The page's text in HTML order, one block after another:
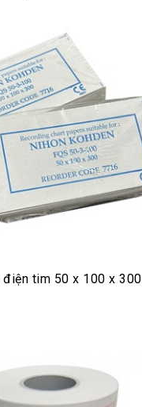
điện tim 50 x 100 x 300